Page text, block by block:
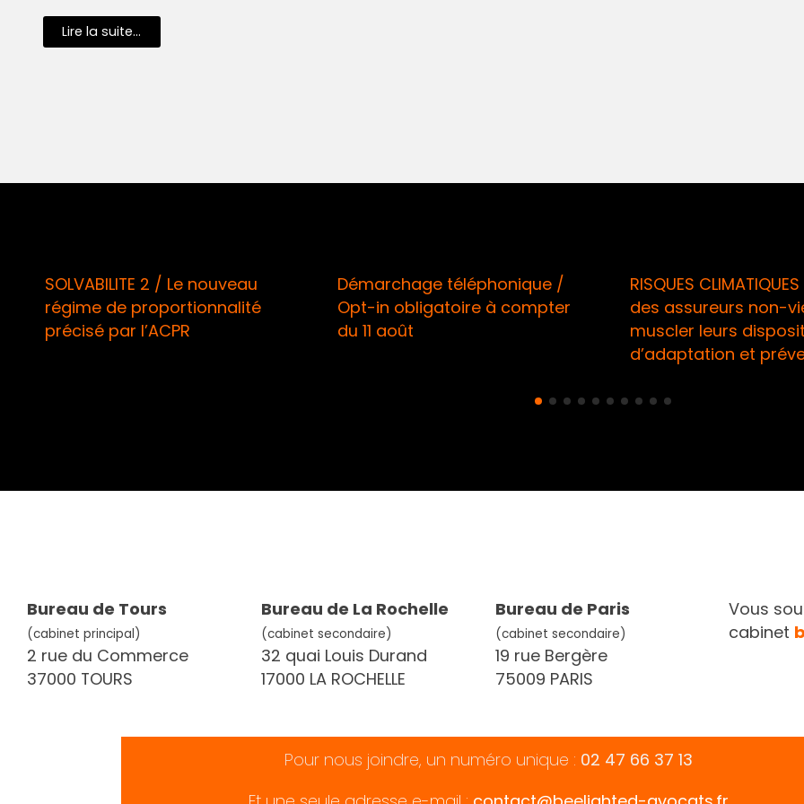
Lire la suite...
SOLVABILITE 2 / Le nouveau
régime de proportionnalité
précisé par l’ACPR
Démarchage téléphonique /
Opt-in obligatoire à compter
du 11 août
RISQUES CLIMATIQUES /
des assureurs non-vie à
muscler leurs dispositifs
d’adaptation et
Bureau de Tours
(cabinet principal)
2 rue du Commerce
37000 TOURS
Bureau de La Rochelle
(cabinet secondaire)
32 quai Louis Durand
17000 LA ROCHELLE
Bureau de Paris
(cabinet secondaire)
19 rue Bergère
75009 PARIS
Vous
cabinet
Pour nous joindre, un numéro unique : 02 47 66 37 13